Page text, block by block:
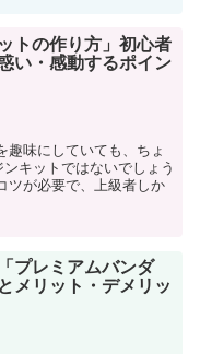
トの作り方」初心者
い・感動するポイン
趣味にしていても、ちょ
キットではないでしょう
ツが必要で、上級者しか
プレミアムバンダ
メリット・デメリッ